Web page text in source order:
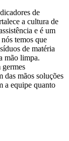
de
a cultura de
e é um
temos que
de matéria
mão limpa.
germes
das mãos soluções
a equipe quanto